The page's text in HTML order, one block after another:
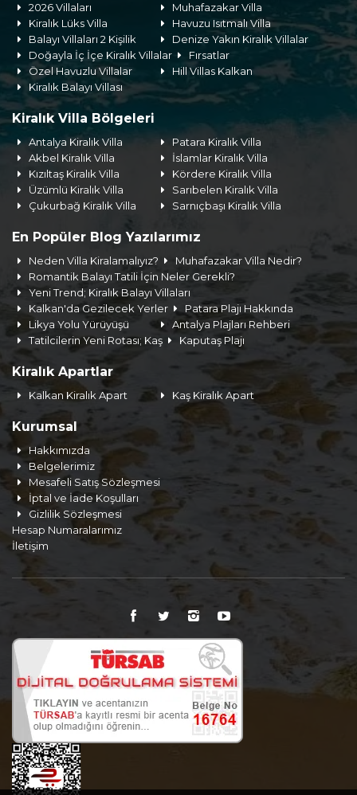
2026 Villaları
Muhafazakar Villa
Kiralık Lüks Villa
Havuzu Isıtmalı Villa
Balayı Villaları 2 Kişilik
Denize Yakın Kiralık Villalar
Doğayla İç İçe Kiralık Villalar
Fırsatlar
Özel Havuzlu Villalar
Hill Villas Kalkan
Kiralık Balayı Villası
Kiralık Villa Bölgeleri
Antalya Kiralık Villa
Patara Kiralık Villa
Akbel Kiralık Villa
İslamlar Kiralık Villa
Kızıltaş Kiralık Villa
Kördere Kiralık Villa
Üzümlü Kiralık Villa
Sarıbelen Kiralık Villa
Çukurbağ Kiralık Villa
Sarnıçbaşı Kiralık Villa
En Popüler Blog Yazılarımız
Neden Villa Kiralamalıyız?
Muhafazakar Villa Nedir?
Romantik Balayı Tatili İçin Neler Gerekli?
Yeni Trend; Kiralık Balayı Villaları
Kalkan'da Gezilecek Yerler
Patara Plajı Hakkında
Likya Yolu Yürüyüşü
Antalya Plajları Rehberi
Tatilcilerin Yeni Rotası; Kaş
Kaputaş Plajı
Kiralık Apartlar
Kalkan Kiralık Apart Kaş Kiralık Apart
Kurumsal
Hakkımızda
Belgelerimiz
Mesafeli Satış Sözleşmesi
İptal ve İade Koşulları
Gizlilik Sözleşmesi
Hesap Numaralarımız
İletişim